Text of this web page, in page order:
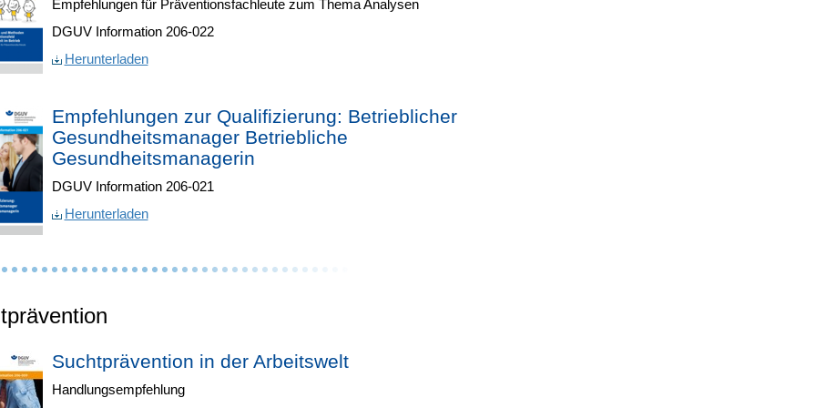
Empfehlungen für Präventionsfachleute zum Thema Analysen
DGUV Information 206-022
Herunterladen
Empfehlungen zur Qualifizierung: Betrieblicher
Gesundheitsmanager Betriebliche
Gesundheitsmanagerin
DGUV Information 206-021
Herunterladen
Suchtprävention in der Arbeitswelt
Handlungsempfehlung